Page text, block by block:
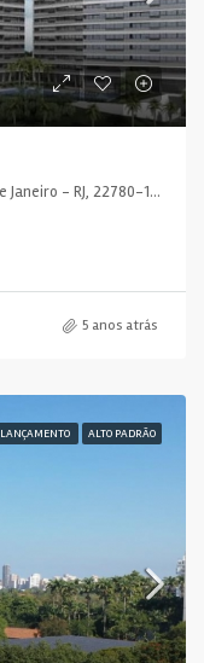
Av. Salvador Allende - Barra da Tijuca, Rio de Janeiro - RJ, 22780-160, Brasil
5 anos atrás
LANÇAMENTO ALTO PADRÃO